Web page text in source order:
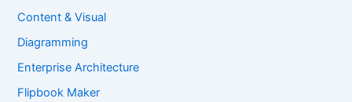
Content & Visual
Diagramming
Enterprise Architecture
Flipbook Maker